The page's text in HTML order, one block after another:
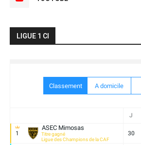
LIGUE 1 CI
Classement A domicile
J
1
ASEC Mimosas
Titre gagné
Ligue des Champions de la CAF
30